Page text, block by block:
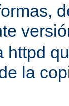
httpd
la